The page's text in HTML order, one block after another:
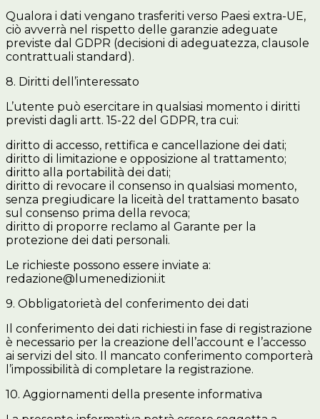
Qualora i dati vengano trasferiti verso Paesi extra-UE,
ciò avverrà nel rispetto delle garanzie adeguate
previste dal GDPR (decisioni di adeguatezza, clausole
contrattuali standard).
8. Diritti dell’interessato
L’utente può esercitare in qualsiasi momento i diritti
previsti dagli artt. 15-22 del GDPR, tra cui:
diritto di accesso, rettifica e cancellazione dei dati;
diritto di limitazione e opposizione al trattamento;
diritto alla portabilità dei dati;
diritto di revocare il consenso in qualsiasi momento,
senza pregiudicare la liceità del trattamento basato
sul consenso prima della revoca;
diritto di proporre reclamo al Garante per la
protezione dei dati personali.
Le richieste possono essere inviate a:
redazione@lumenedizioni.it
9. Obbligatorietà del conferimento dei dati
Il conferimento dei dati richiesti in fase di registrazione
è necessario per la creazione dell’account e l’accesso
ai servizi del sito. Il mancato conferimento comporterà
l’impossibilità di completare la registrazione.
10. Aggiornamenti della presente informativa